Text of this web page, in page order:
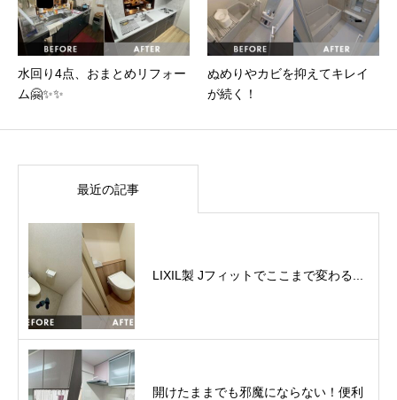
水回り4点、おまとめリフォー
ム🤗✨✨
ぬめりやカビを抑えてキレイ
が続く！
最近の記事
LIXIL製 Jフィットでここまで変わる...
開けたままでも邪魔にならない！便利